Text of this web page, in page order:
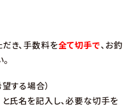
き、手数料を全て切手で、お釣
する場合）
と氏名を記入し、必要な切手を